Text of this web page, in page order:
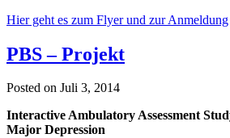
Hier geht es zum Flyer und zur Anmeldung
PBS – Projekt
Posted on Juli 3, 2014
Interactive Ambulatory Assessment
Major Depression